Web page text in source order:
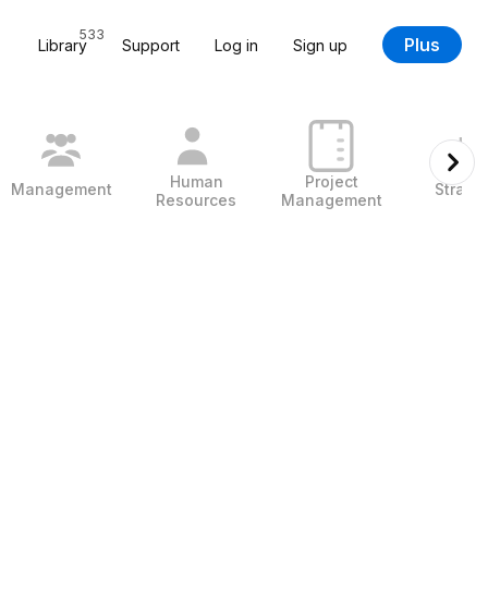
Library
533
Support Log in Sign up Plus
Management
Human
Resources
Project
Management